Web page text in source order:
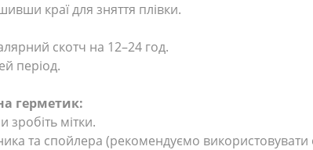
краї для зняття плівки.
скотч на 12–24 год.
період.
герметик:
мітки.
та спойлера (рекомендуємо